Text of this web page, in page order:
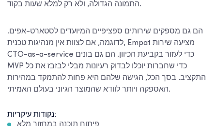
התמונה הגדולה, ולא רק למלא שעות בקוד.
הם גם מספקים שירותים ספציפיים המיועדים לסטארט-אפים.
לדוגמה, אם לצוות אין מנהיגות טכנית, Empat מציעה שירות
CTO-as-a-service כדי לעזור בקביעת הכיוון. הם גם בונים
MVP כדי שחברות יוכלו לבדוק רעיונות מבלי לבזבז את כל
התקציב. בסך הכל, הגישה שלהם היא פחות להתמקד במהירות
האספקה ויותר לוודא שהמוצר הגיוני בעולם האמיתי.
נקודות עיקריות: